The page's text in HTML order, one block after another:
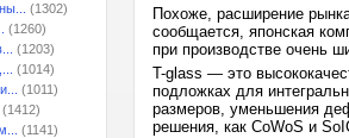
(1302)
(1260)
(1203)
(1014)
(1011)
(1412)
(1141)
Похоже, расширение
сообщается, японская
при производстве очень
T-glass — это
подложках для
размеров, уменьшения
решения, как CoWoS и